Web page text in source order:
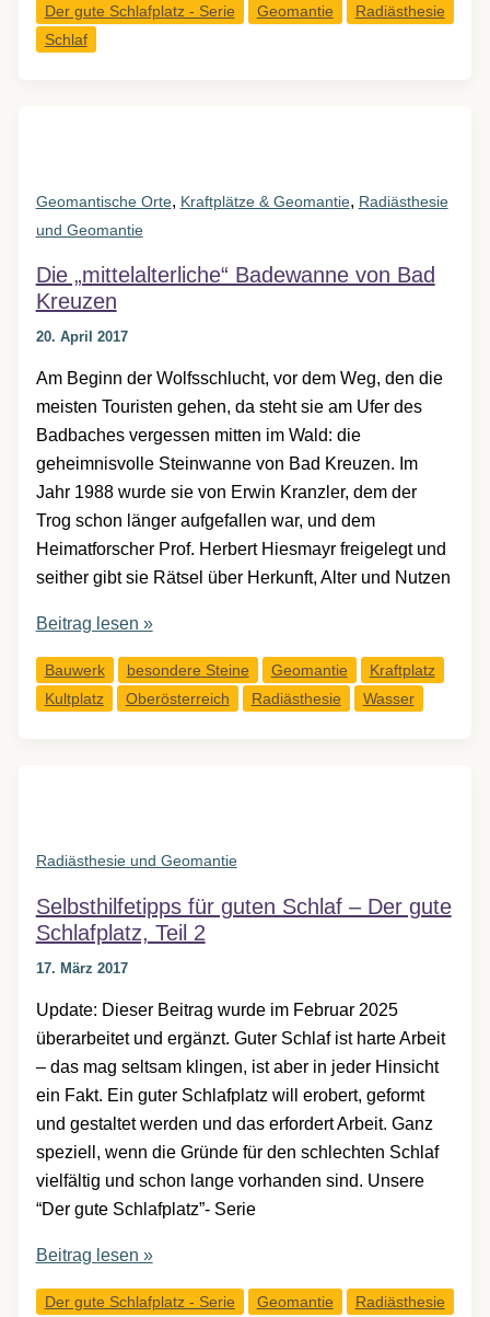
&
Co:
3
Der gute Schlafplatz - Serie Geomantie
Radiästhesie
Schlaf
Geomantische Orte, Kraftplätze & Geomantie, Radiästhesie
und Geomantie
Die „mittelalterliche“ Badewanne von Bad
Kreuzen
20. April 2017
Am Beginn der Wolfsschlucht, vor dem Weg, den die
meisten Touristen gehen, da steht sie am Ufer des
Badbaches vergessen mitten im Wald: die
geheimnisvolle Steinwanne von Bad Kreuzen. Im
Jahr 1988 wurde sie von Erwin Kranzler, dem der
Trog schon länger aufgefallen war, und dem
Heimatforscher Prof. Herbert Hiesmayr freigelegt und
seither gibt sie Rätsel über Herkunft, Alter und Nutzen
Die
Badewanne
von
Beitrag lesen »
Bauwerk besondere Steine Geomantie
Kraftplatz
Kultplatz
Oberösterreich Radiästhesie Wasser
Radiästhesie und Geomantie
Selbsthilfetipps für guten Schlaf – Der gute
Schlafplatz, Teil 2
17. März 2017
Update: Dieser Beitrag wurde im Februar 2025
überarbeitet und ergänzt. Guter Schlaf ist harte Arbeit
– das mag seltsam klingen, ist aber in jeder Hinsicht
ein Fakt. Ein guter Schlafplatz will erobert, geformt
und gestaltet werden und das erfordert Arbeit. Ganz
speziell, wenn die Gründe für den schlechten Schlaf
vielfältig und schon lange vorhanden sind. Unsere
“Der gute Schlafplatz”- Serie
Selbsthilfetipps
guten
Beitrag lesen »
Der gute Schlafplatz - Serie Geomantie Radiästhesie